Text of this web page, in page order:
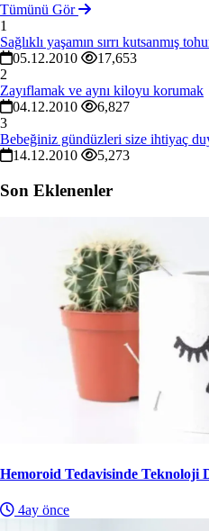
Tümünü Gör
1
Sağlıklı yaşamın sırrı kutsanmış
05.12.2010
17,653
2
Zayıflamak ve aynı kiloyu korumak
04.12.2010
6,827
3
Bebeğiniz gündüzleri size ihtiyaç
14.12.2010
5,273
Son Eklenenler
Hemoroid Tedavisinde Teknoloji
4ay önce